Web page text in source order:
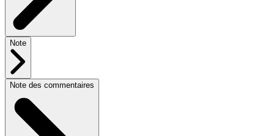
Note
Note des commentaires